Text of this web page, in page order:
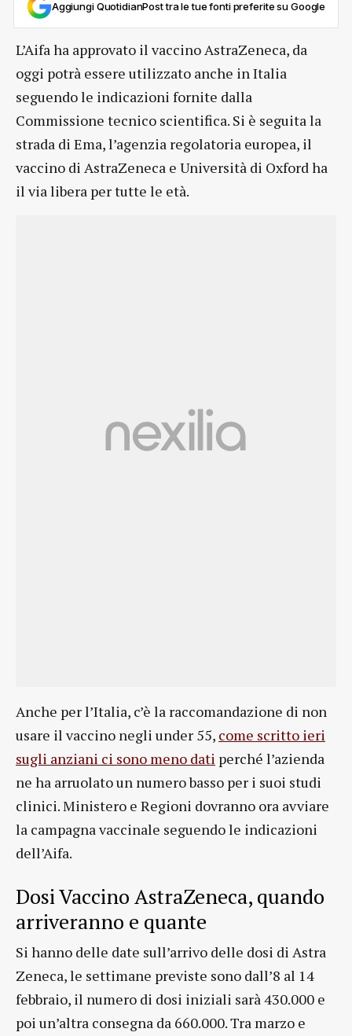
Aggiungi QuotidianPost tra le tue fonti preferite su Google
L’Aifa ha approvato il vaccino AstraZeneca, da
oggi potrà essere utilizzato anche in Italia
seguendo le indicazioni fornite dalla
Commissione tecnico scientifica. Si è seguita la
strada di Ema, l’agenzia regolatoria europea, il
vaccino di AstraZeneca e Università di Oxford ha
il via libera per tutte le età.
Anche per l’Italia, c’è la raccomandazione di non
usare il vaccino negli under 55, come scritto ieri
sugli anziani ci sono meno dati perché l’azienda
ne ha arruolato un numero basso per i suoi studi
clinici. Ministero e Regioni dovranno ora avviare
la campagna vaccinale seguendo le indicazioni
dell’Aifa.
Dosi Vaccino AstraZeneca, quando
arriveranno e quante
Si hanno delle date sull’arrivo delle dosi di Astra
Zeneca, le settimane previste sono dall’8 al 14
febbraio, il numero di dosi iniziali sarà 430.000 e
poi un’altra consegna da 660.000. Tra marzo e